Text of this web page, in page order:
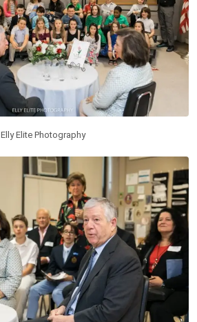
Elly Elite Photography